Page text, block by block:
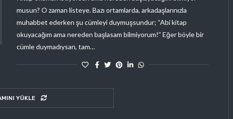
musun? O zaman listeye. Bazı ortamlarda, arkadaşlarınızla
muhabbet ederken şu cümleyi duymuşsundur; “Abi kitap
okuyacağım ama nereden başlasam bilmiyorum!” Eğer böyle bir
cümle duymadıysan, tam…
YÜKLE